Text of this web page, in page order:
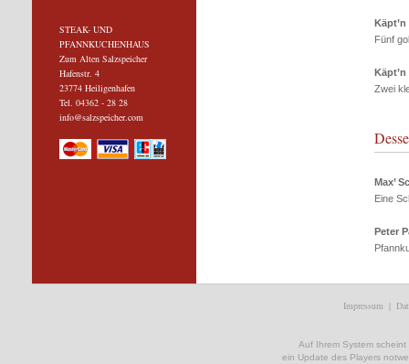
STEAK- UND
PFANNKUCHENHAUS
Zum Alten Salzspeicher
Hafenstr. 4
23774 Heiligenhafen
Tel. 04362 - 28 28
info@salzspeicher.com
Fünf
Zwei
Max’
Eine
Peter
Impressum |
Auf Ihrem System
ein Update des Players